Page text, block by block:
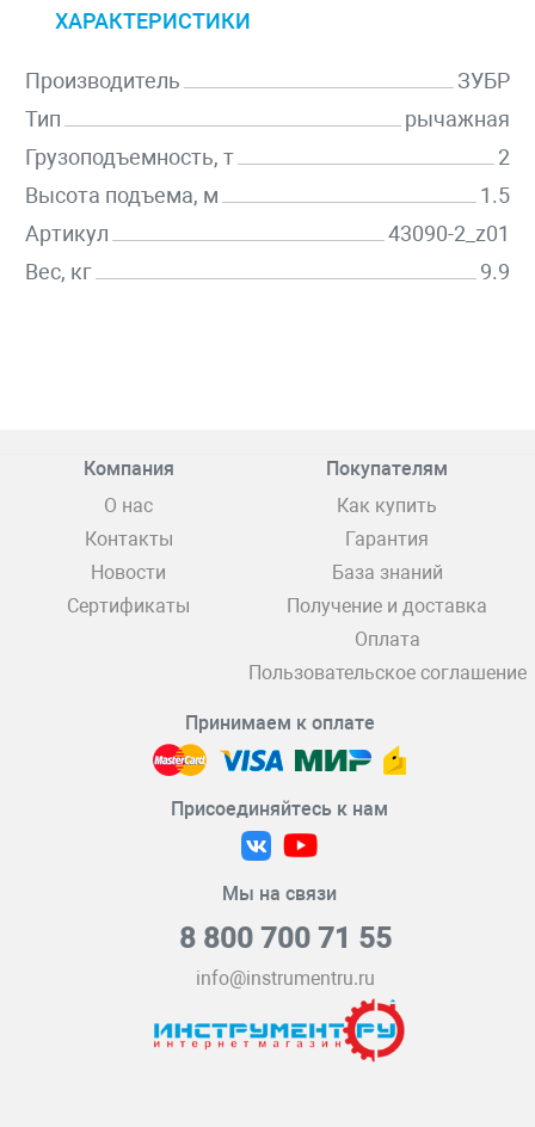
ХАРАКТЕРИСТИКИ
Производитель
ЗУБР
Тип
рычажная
Грузоподъемность, т
2
Высота подъема, м
1.5
Артикул
43090-2_z01
Вес, кг
9.9
Компания
О нас
Контакты
Новости
Сертификаты
Покупателям
Как купить
Гарантия
База знаний
Получение и доставка
Оплата
Пользовательское соглашение
Принимаем к оплате
Присоединяйтесь к нам
Мы на связи
8 800 700 71 55
info@instrumentru.ru